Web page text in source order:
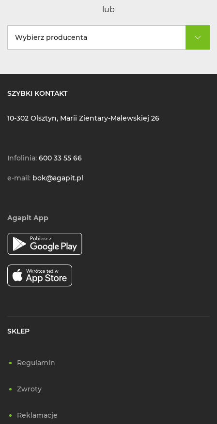
lub
Wybierz producenta
SZYBKI KONTAKT
10-302 Olsztyn, Marii Zientary-Malewskiej 26
Infolinia: 600 33 55 66
e-mail: bok@agapit.pl
Agapit App
SKLEP
Regulamin
Zwroty
Reklamacje